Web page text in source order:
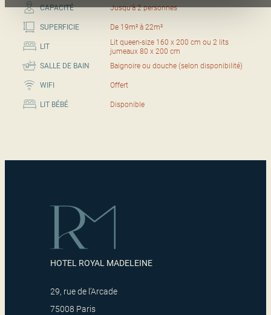
CAPACITÉ Jusqu’à 2 personnes
SUPERFICIE De 19m² à 22m²
LIT
Lit queen-size 160 x 200 cm ou 2 lits
jumeaux 80 x 200 cm
SALLE DE BAIN
Baignoire ou douche (selon disponibilité)
WIFI Offert
LIT BÉBÉ Disponible
HOTEL ROYAL MADELEINE
29, rue de l’Arcade
75008 Paris